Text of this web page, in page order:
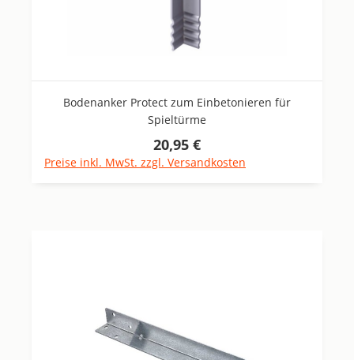
Bodenanker Protect zum Einbetonieren für
Spieltürme
Regulärer Preis:
20,95 €
Preise inkl. MwSt. zzgl. Versandkosten